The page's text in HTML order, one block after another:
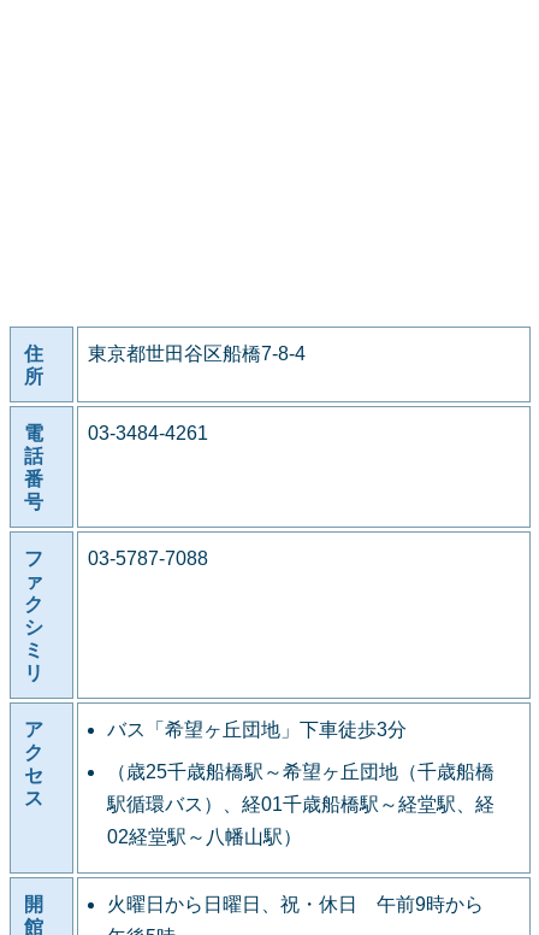
住
所
東京都世田谷区船橋7-8-4
電
話
番
号
03-3484-4261
フ
ァ
ク
シ
ミ
リ
03-5787-7088
ア
ク
セ
ス
バス「希望ヶ丘団地」下車徒歩3分
（歳25千歳船橋駅～希望ヶ丘団地（千歳船橋
駅循環バス）、経01千歳船橋駅～経堂駅、経
02経堂駅～八幡山駅）
開
館
火曜日から日曜日、祝・休日 午前9時から